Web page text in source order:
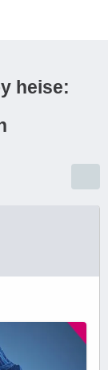
heise: